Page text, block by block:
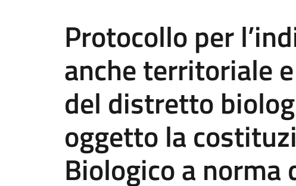
Protocollo per
anche territoriale
del distretto
oggetto la
Biologico a norma